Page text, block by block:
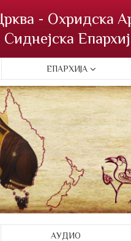
- Охридска
ЕПАРХИЈА
АУДИО